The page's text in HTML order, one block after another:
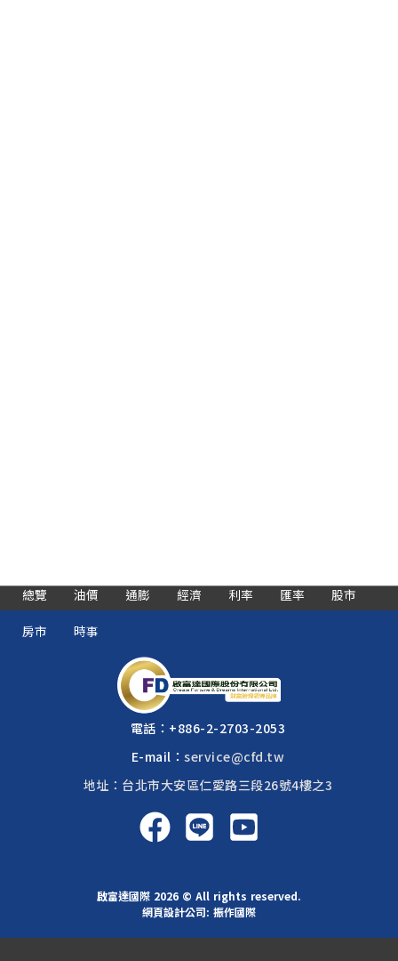
總覽 油價 通膨 經濟 利率 匯率 股市
房市 時事
電話： +886-2-2703-2053
E-mail：service@cfd.tw
地址：台北市大安區仁愛路三段26號4樓之3
啟富達國際 2026 © All rights reserved.
網頁設計公司: 振作國際